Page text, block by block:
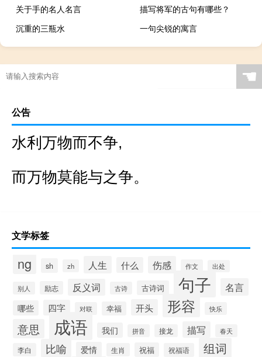
关于手的名人名言
描写将军的古句有哪些？
沉重的三瓶水
一句尖锐的寓言
☚
公告
水利万物而不争,
而万物莫能与之争。
文学标签
ng sh zh 人生 什么 伤感 作文 出处
别人 励志 反义词 古诗 古诗词 句子 名言
哪些 四字 对联 幸福 开头 形容 快乐
意思 成语 我们 拼音 接龙 描写 春天
李白 比喻 爱情 生肖 祝福 祝福语 组词